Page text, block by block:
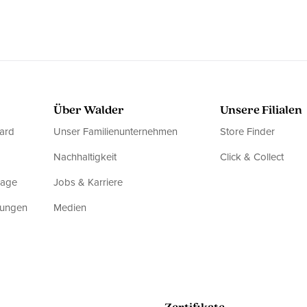
Über Walder
Unser Familienunternehmen
Nachhaltigkeit
Jobs & Karriere
Medien
Unsere Filialen
Store Finder
Click & Collect